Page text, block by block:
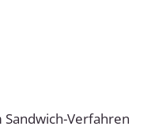
Verfahren